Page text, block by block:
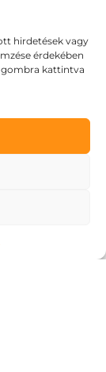
hirdetések vagy
érdekében
gombra kattintva